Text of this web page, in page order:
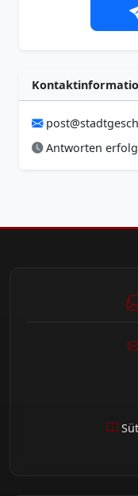
Antworten